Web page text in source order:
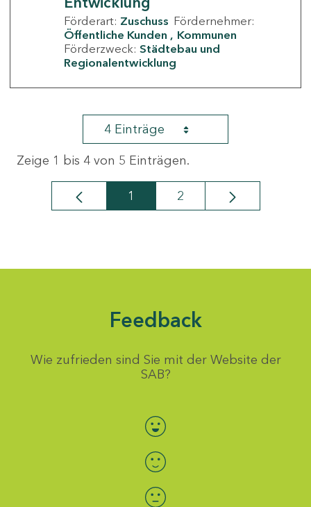
Förderart: Zuschuss Fördernehmer:
Öffentliche Kunden
Kommunen
Förderzweck: Städtebau und
Regionalentwicklung
4 Einträge
Zeige 1 bis 4 von 5 Einträgen.
Seite
1 Seite
2
Feedback
Wie zufrieden sind Sie mit der Website der
SAB?
Bewertung auswählen